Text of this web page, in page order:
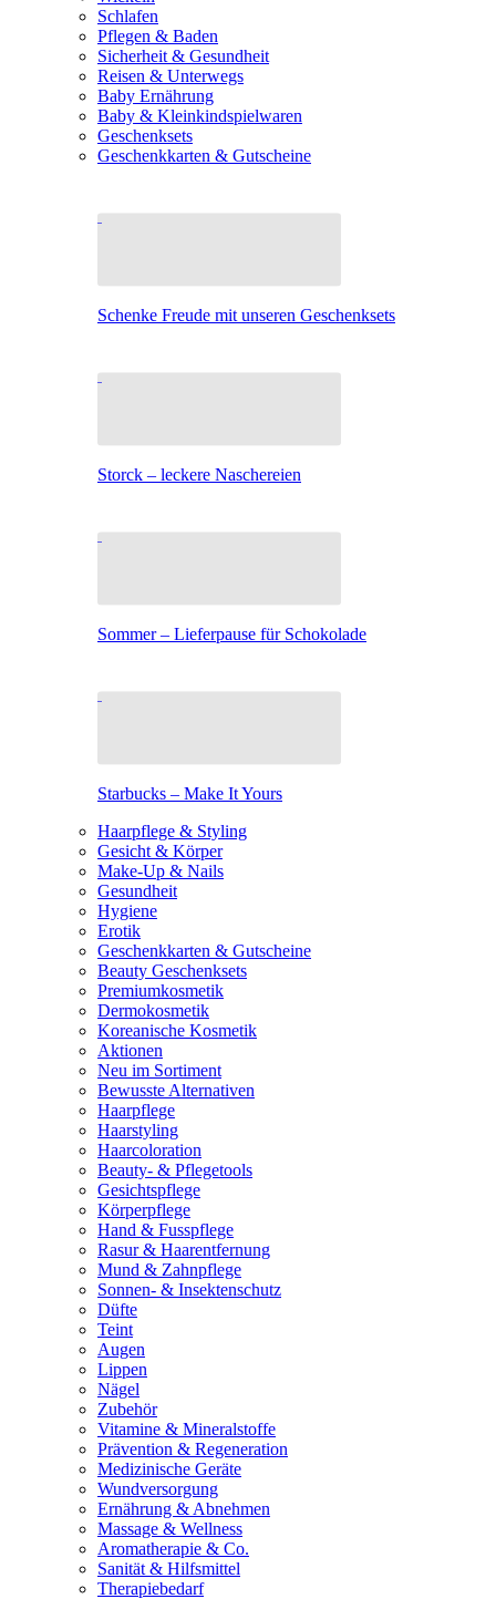
Schlafen
Pflegen & Baden
Sicherheit & Gesundheit
Reisen & Unterwegs
Baby Ernährung
Baby & Kleinkindspielwaren
Geschenksets
Geschenkkarten & Gutscheine
Schenke Freude mit unseren Geschenksets
Storck – leckere Naschereien
Sommer – Lieferpause für Schokolade
Starbucks – Make It Yours
Haarpflege & Styling
Gesicht & Körper
Make-Up & Nails
Gesundheit
Hygiene
Erotik
Geschenkkarten & Gutscheine
Beauty Geschenksets
Premiumkosmetik
Dermokosmetik
Koreanische Kosmetik
Aktionen
Neu im Sortiment
Bewusste Alternativen
Haarpflege
Haarstyling
Haarcoloration
Beauty- & Pflegetools
Gesichtspflege
Körperpflege
Hand & Fusspflege
Rasur & Haarentfernung
Mund & Zahnpflege
Sonnen- & Insektenschutz
Düfte
Teint
Augen
Lippen
Nägel
Zubehör
Vitamine & Mineralstoffe
Prävention & Regeneration
Medizinische Geräte
Wundversorgung
Ernährung & Abnehmen
Massage & Wellness
Aromatherapie & Co.
Sanität & Hilfsmittel
Therapiebedarf